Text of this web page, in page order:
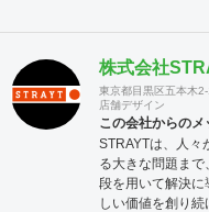
株式会社
東京都目黒区五本木2-
店舗デザイン
この会社からのメ
STRAYTは、人々
る大きな問題ま
段を用いて解決
しい価値を創り続